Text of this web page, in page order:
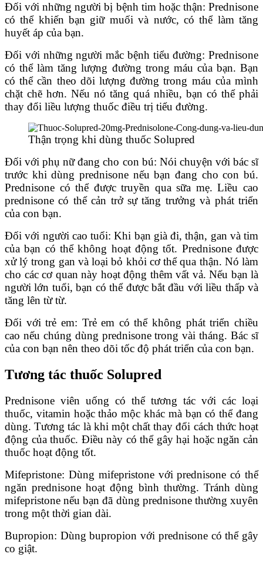
Đối với những người bị bệnh tim hoặc thận: Prednisone
có thể khiến bạn giữ muối và nước, có thể làm tăng
huyết áp của bạn.
Đối với những người mắc bệnh tiểu đường: Prednisone
có thể làm tăng lượng đường trong máu của bạn. Bạn
có thể cần theo dõi lượng đường trong máu của mình
chặt chẽ hơn. Nếu nó tăng quá nhiều, bạn có thể phải
thay đổi liều lượng thuốc điều trị tiểu đường.
Thận trọng khi dùng thuốc Solupred
Đối với phụ nữ đang cho con bú: Nói chuyện với bác sĩ
trước khi dùng prednisone nếu bạn đang cho con bú.
Prednisone có thể được truyền qua sữa mẹ. Liều cao
prednisone có thể cản trở sự tăng trưởng và phát triển
của con bạn.
Đối với người cao tuổi: Khi bạn già đi, thận, gan và tim
của bạn có thể không hoạt động tốt. Prednisone được
xử lý trong gan và loại bỏ khỏi cơ thể qua thận. Nó làm
cho các cơ quan này hoạt động thêm vất vả. Nếu bạn là
người lớn tuổi, bạn có thể được bắt đầu với liều thấp và
tăng lên từ từ.
Đối với trẻ em: Trẻ em có thể không phát triển chiều
cao nếu chúng dùng prednisone trong vài tháng. Bác sĩ
của con bạn nên theo dõi tốc độ phát triển của con bạn.
Tương tác thuốc Solupred
Prednisone viên uống có thể tương tác với các loại
thuốc, vitamin hoặc thảo mộc khác mà bạn có thể đang
dùng. Tương tác là khi một chất thay đổi cách thức hoạt
động của thuốc. Điều này có thể gây hại hoặc ngăn cản
thuốc hoạt động tốt.
Mifepristone: Dùng mifepristone với prednisone có thể
ngăn prednisone hoạt động bình thường. Tránh dùng
mifepristone nếu bạn đã dùng prednisone thường xuyên
trong một thời gian dài.
Bupropion: Dùng bupropion với prednisone có thể gây
co giật.